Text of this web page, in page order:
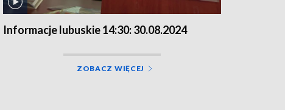
Informacje lubuskie 14:30: 30.08.2024
ZOBACZ WIĘCEJ